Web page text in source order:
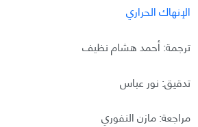
الإنهاك الحراري
ترجمة: أحمد هشام نظيف
تدقيق: نور عباس
مراجعة: مازن النفوري